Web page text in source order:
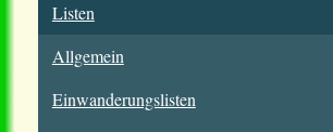
Listen
Allgemein
Einwanderungslisten